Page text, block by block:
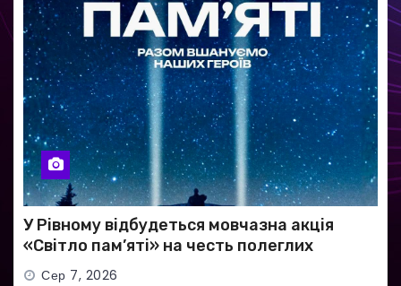
У Рівному відбудеться мовчазна акція
«Світло пам’яті» на честь полеглих
Захисників
Сер 7, 2026